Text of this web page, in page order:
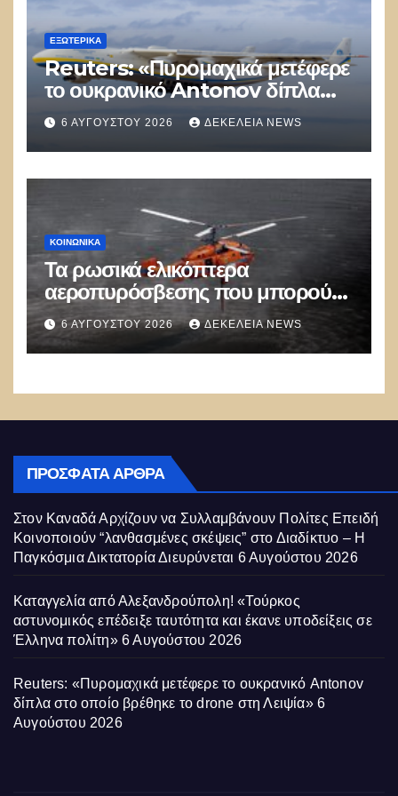
ΕΞΩΤΕΡΙΚΑ
Reuters: «Πυρομαχικά μετέφερε
το ουκρανικό Antonov δίπλα
στο οποίο βρέθηκε το drone στη
Λειψία»
6 ΑΥΓΟΎΣΤΟΥ 2026 ΔΕΚΈΛΕΙΑ NEWS
ΚΟΙΝΩΝΙΚΑ
Τα ρωσικά ελικόπτερα
αεροπυρόσβεσης που μπορούν
να ρίχνουν 5 τόνους νερού με 8
μποφόρ
6 ΑΥΓΟΎΣΤΟΥ 2026 ΔΕΚΈΛΕΙΑ NEWS
ΠΡΌΣΦΑΤΑ ΆΡΘΡΑ
Στον Καναδά Αρχίζουν να Συλλαμβάνουν Πολίτες Επειδή
Κοινοποιούν “λανθασμένες σκέψεις” στο Διαδίκτυο – Η
Παγκόσμια Δικτατορία Διευρύνεται 6 Αυγούστου 2026
Καταγγελία από Αλεξανδρούπολη! «Τούρκος
αστυνομικός επέδειξε ταυτότητα και έκανε υποδείξεις σε
Έλληνα πολίτη» 6 Αυγούστου 2026
Reuters: «Πυρομαχικά μετέφερε το ουκρανικό Antonov
δίπλα στο οποίο βρέθηκε το drone στη Λειψία» 6
Αυγούστου 2026